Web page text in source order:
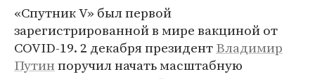
«Спутник V» был первой
зарегистрированной в мире вакциной от
COVID-19. 2 декабря президентВладимир
Путинпоручил начать масштабную